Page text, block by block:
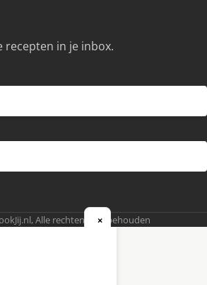
recepten in je inbox.
Alle rechten voorbehouden
×